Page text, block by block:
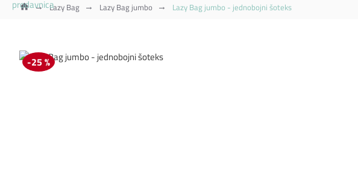
Lazy Bag Lazy Bag jumbo Lazy Bag jumbo - jednobojni šoteks
-25 %